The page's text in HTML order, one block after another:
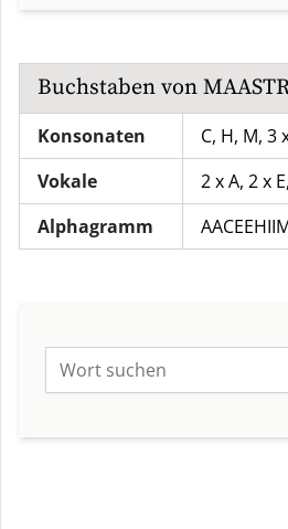
Buchstaben von
Konsonaten
C, H, M, 3
Vokale
2 x A, 2 x
Alphagramm